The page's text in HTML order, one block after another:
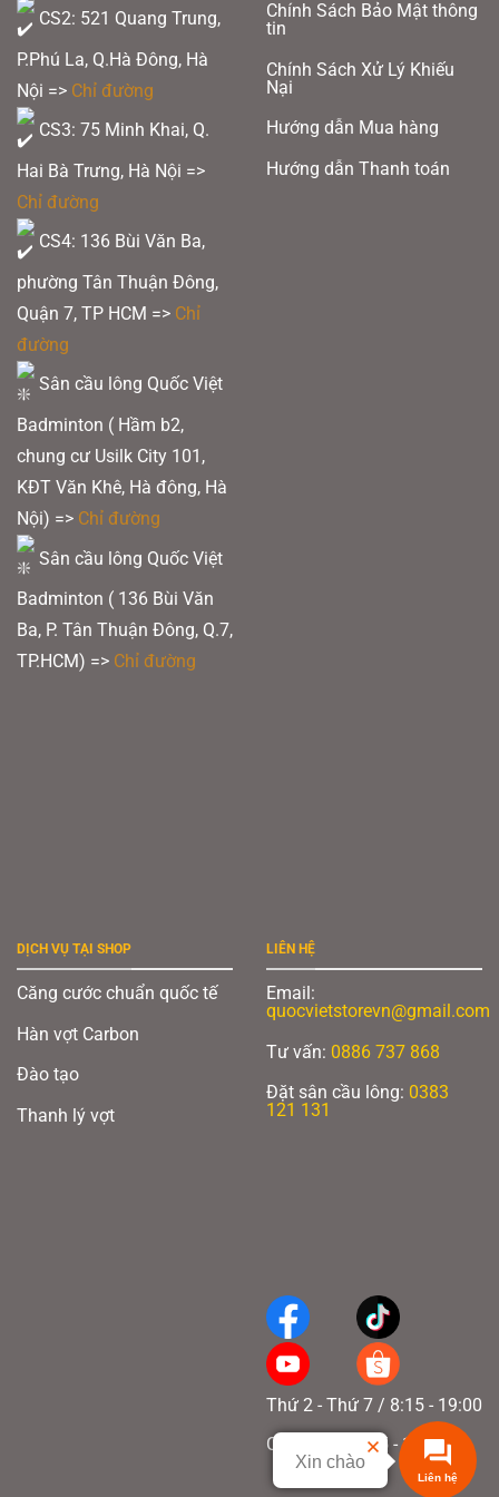
chọn
có
thể
chọn
trên
sản
phẩm
CS2: 521 Quang Trung,
P.Phú La, Q.Hà Đông, Hà
Nội => Chỉ đường
CS3: 75 Minh Khai, Q.
Hai Bà Trưng, Hà Nội =>
Chỉ đường
CS4: 136 Bùi Văn Ba,
phường Tân Thuận Đông,
Quận 7, TP HCM => Chỉ
đường
Sân cầu lông Quốc Việt
Badminton ( Hầm b2,
chung cư Usilk City 101,
KĐT Văn Khê, Hà đông, Hà
Nội) => Chỉ đường
Sân cầu lông Quốc Việt
Badminton ( 136 Bùi Văn
Ba, P. Tân Thuận Đông, Q.7,
TP.HCM) => Chỉ đường
Chính Sách Bảo Mật thông
tin
Chính Sách Xử Lý Khiếu
Nại
Hướng dẫn Mua hàng
Hướng dẫn Thanh toán
DỊCH VỤ TẠI SHOP
Căng cước chuẩn quốc tế
Hàn vợt Carbon
Đào tạo
Thanh lý vợt
LIÊN HỆ
Email:
quocvietstorevn@gmail.com
Tư vấn: 0886 737 868
Đặt sân cầu lông: 0383
121 131
Thứ 2 - Thứ 7 / 8:15 - 19:00
Chủ nhật / 8:15 - 17:00
Liên hệ
Xin chào